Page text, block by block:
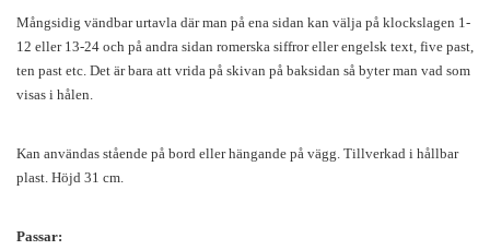
Mångsidig vändbar urtavla där man på ena sidan kan välja på klockslagen 1-
12 eller 13-24 och på andra sidan romerska siffror eller engelsk text, five past,
ten past etc. Det är bara att vrida på skivan på baksidan så byter man vad som
visas i hålen.
Kan användas stående på bord eller hängande på vägg. Tillverkad i hållbar
plast. Höjd 31 cm.
Passar: